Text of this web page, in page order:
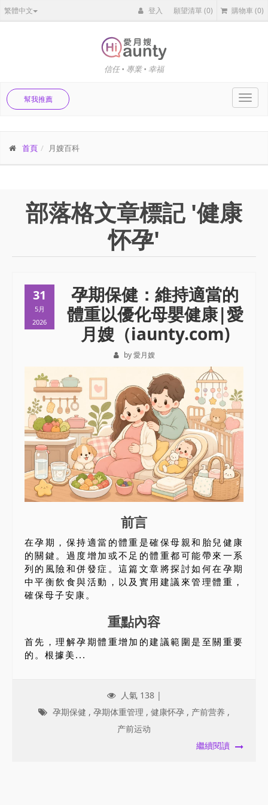
繁體中文 登入 願望清單(0) 購物車 (0)
信任 • 專業 • 幸福
幫我推薦
首頁 月嫂百科
部落格文章標記 '健康
怀孕'
31
5月
2026
孕期保健：維持適當的
體重以優化母嬰健康|愛
月嫂（iaunty.com)
by 愛月嫂
前言
在孕期，保持適當的體重是確保母親和胎兒健康
的關鍵。過度增加或不足的體重都可能帶來一系
列的風險和併發症。這篇文章將探討如何在孕期
中平衡飲食與活動，以及實用建議來管理體重，
確保母子安康。
重點內容
首先，理解孕期體重增加的建議範圍是至關重要
的。根據美...
人氣 138 |
孕期保健 , 孕期体重管理 , 健康怀孕 , 产前营养 ,
产前运动
繼續閱讀